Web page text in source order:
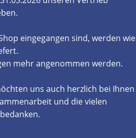
eingegangen sind, werden wie
mehr angenommen werden.
uns auch herzlich bei Ihnen
und die vielen